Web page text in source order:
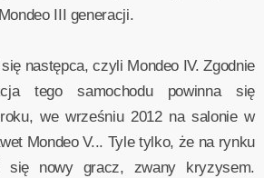
III generacji.
następca, czyli Mondeo IV. Zgodnie
tego samochodu powinna się
we wrześniu 2012 na salonie w
Mondeo V... Tyle tylko, że na rynku
się nowy gracz, zwany kryzysem.